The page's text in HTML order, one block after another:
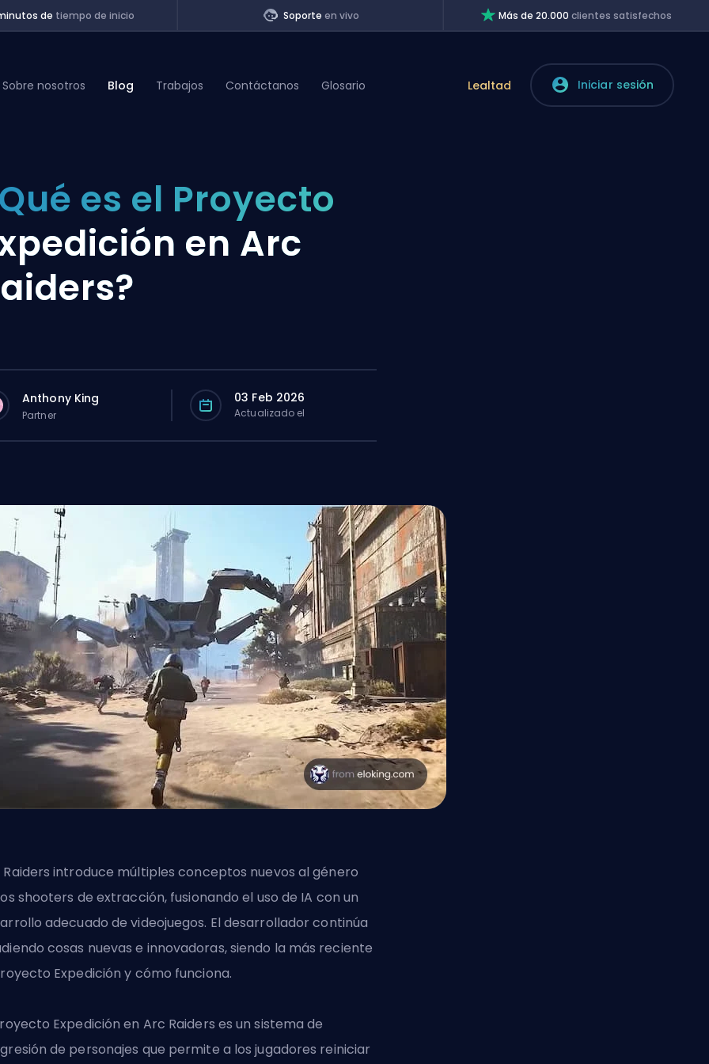
de tiempo de inicio Soporteen vivo Más de 20.000clientes satisfechos
Sobre nosotros Blog Trabajos Contáctanos Glosario Lealtad Iniciar sesión
es el Proyecto
en Arc
Anthony King
Partner
03 Feb 2026
Actualizado el
introduce múltiples conceptos nuevos al género
shooters de extracción, fusionando el uso de IA con un
adecuado de videojuegos. El desarrollador continúa
cosas nuevas e innovadoras, siendo la más reciente
Expedición y cómo funciona.
Expedición en Arc Raiders es un sistema de
de personajes que permite a los jugadores reiniciar